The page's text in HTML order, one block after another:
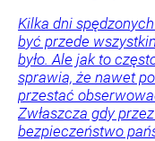
Kilka dni
być przede
było. Ale jak to
sprawia, że nawet
przestać
Zwłaszcza gdy
bezpieczeństwo